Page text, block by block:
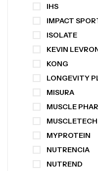
IHS
IMPACT
ISOLATE
KEVIN
KONG
LONGEVITY
MISURA
MUSCLE
MUSCLETECH
MYPROTEIN
NUTRENCIA
NUTREND